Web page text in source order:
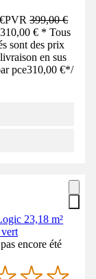
PVR399,00 €
€ * Tous
sont des prix
en sus
pce310,00 €*/
23,18 m²
encore été